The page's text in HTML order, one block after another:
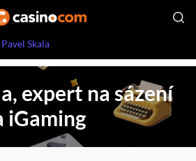
Pavel Skala
expert na sázení
iGaming